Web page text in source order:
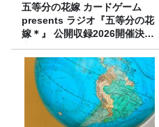
五等分の花嫁 カードゲーム
presents ラジオ『五等分の花
嫁＊』 公開収録2026開催決
定！